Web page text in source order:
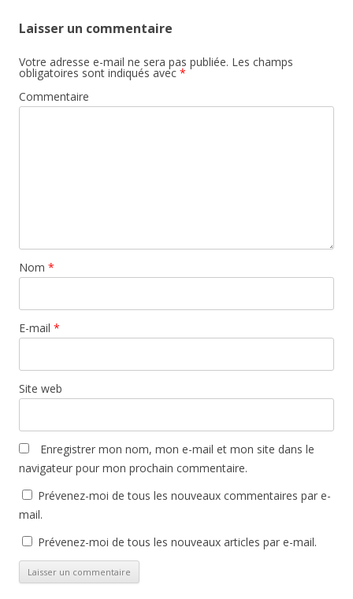
Laisser un commentaire
Votre adresse e-mail ne sera pas publiée. Les champs
obligatoires sont indiqués avec *
Commentaire
Nom *
E-mail *
Site web
Enregistrer mon nom, mon e-mail et mon site dans le
navigateur pour mon prochain commentaire.
Prévenez-moi de tous les nouveaux commentaires par e-
mail.
Prévenez-moi de tous les nouveaux articles par e-mail.